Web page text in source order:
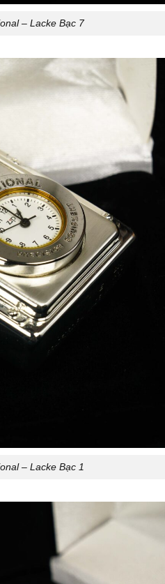
– Lacke Bạc 7
– Lacke Bạc 1